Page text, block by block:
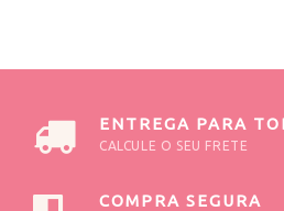
ENTREGA PARA
CALCULE O SEU FRETE
COMPRA SEGURA